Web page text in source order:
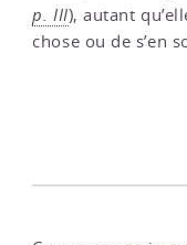
p. III), autant
chose ou de s’en